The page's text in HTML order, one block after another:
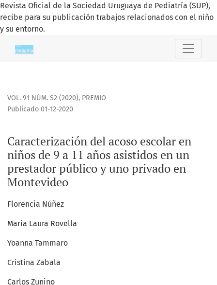
Revista Oficial de la Sociedad Uruguaya de Pediatría (SUP),
recibe para su publicación trabajos relacionados con el niño
y su entorno.
Caracterización del acoso escolar en niños de 9 a 11
VOL. 91 NÚM. S2 (2020), PREMIO
Caracterización del acoso escolar en
niños de 9 a 11 años asistidos en un
prestador público y uno privado en
Montevideo
Publicado 01-12-2020
Florencia Núñez
María Laura Rovella
Yoanna Tammaro
Cristina Zabala
Carlos Zunino